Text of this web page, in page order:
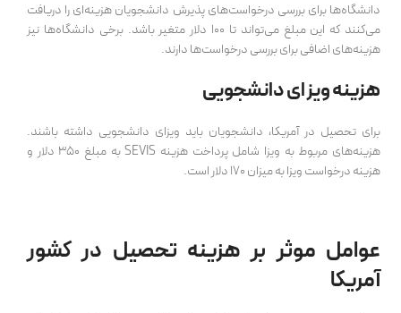
دانشگاه‌ها برای بررسی درخواست‌های پذیرش دانشجویان هزینه‌ای را دریافت
می‌کنند که این مبلغ می‌تواند تا 100 دلار متغیر باشد. برخی دانشگاه‌ها نیز
هزینه‌های اضافی برای بررسی درخواست‌ها دارند.
هزینه ویزای دانشجویی
برای تحصیل در آمریکا، دانشجویان باید ویزای دانشجویی داشته باشند.
هزینه‌های مربوط به ویزا شامل پرداخت هزینه SEVIS به مبلغ 350 دلار و
هزینه درخواست ویزا به میزان 170 دلار است.
عوامل موثر بر هزینه تحصیل در کشور
آمریکا